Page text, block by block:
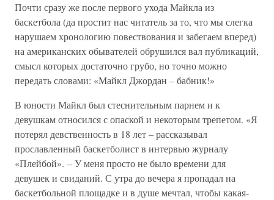
Почти сразу же после первого ухода Майкла из
баскетбола (да простит нас читатель за то, что мы слегка
нарушаем хронологию повествования и забегаем вперед)
на американских обывателей обрушился вал публикаций,
смысл которых достаточно грубо, но точно можно
передать словами: «Майкл Джордан – бабник!»
В юности Майкл был стеснительным парнем и к
девушкам относился с опаской и некоторым трепетом. «Я
потерял девственность в 18 лет – рассказывал
прославленный баскетболист в интервью журналу
«Плейбой». – У меня просто не было времени для
девушек и свиданий. С утра до вечера я пропадал на
баскетбольной площадке и в душе мечтал, чтобы какая-